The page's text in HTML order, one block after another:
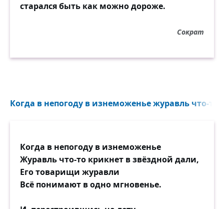
старался быть как можно дороже.
Сократ
Когда в непогоду в изнеможенье журавль что-то
Когда в непогоду в изнеможенье
Журавль что-то крикнет в звёздной дали,
Его товарищи журавли
Всё понимают в одно мгновенье.